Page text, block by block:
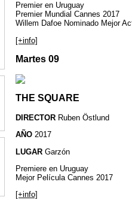
Premier en Uruguay
Premier Mundial Cannes 2017
Willem Dafoe Nominado Mejor
[+info]
Martes 09
THE SQUARE
DIRECTOR Ruben Östlund
AÑO 2017
LUGAR Garzón
Premiere en Uruguay
Mejor Película Cannes 2017
[+info]